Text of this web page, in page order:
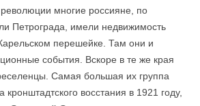
многие россияне, по
Петрограда, имели недвижимость
перешейке. Там они и
события. Вскоре в те же края
Самая большая их группа
восстания в 1921 году,